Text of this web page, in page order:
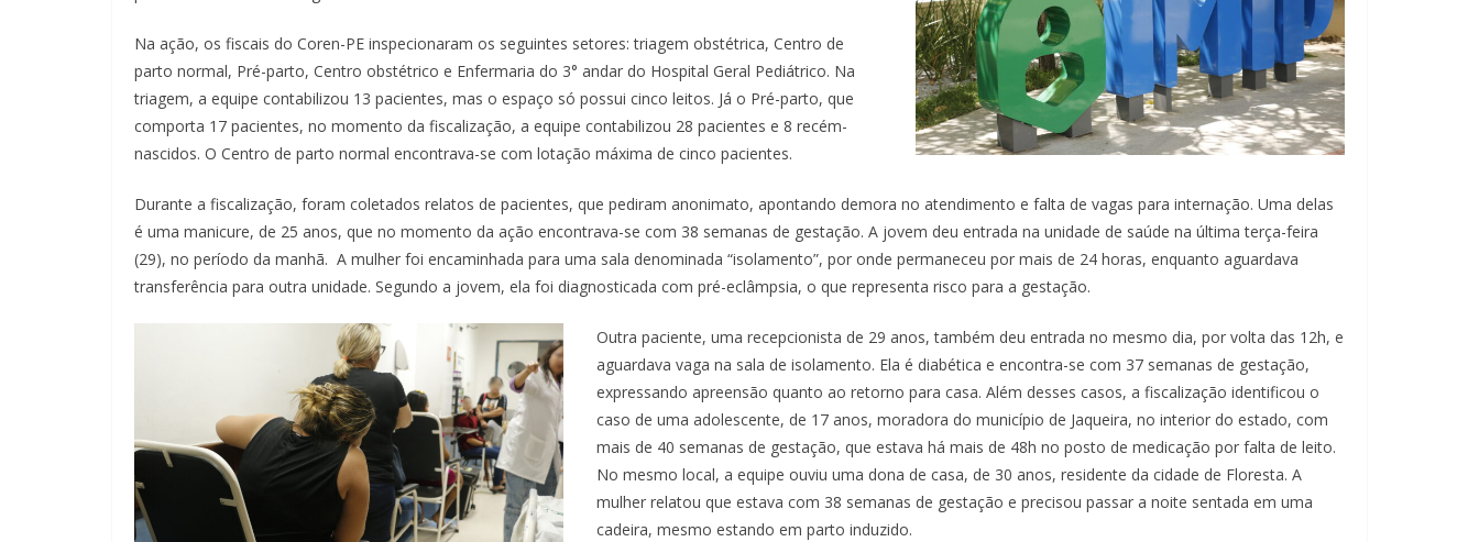
Na ação, os fiscais do Coren-PE inspecionaram os seguintes setores: triagem obstétrica, Centro de
parto normal, Pré-parto, Centro obstétrico e Enfermaria do 3° andar do Hospital Geral Pediátrico. Na
triagem, a equipe contabilizou 13 pacientes, mas o espaço só possui cinco leitos. Já o Pré-parto, que
comporta 17 pacientes, no momento da fiscalização, a equipe contabilizou 28 pacientes e 8 recém-
nascidos. O Centro de parto normal encontrava-se com lotação máxima de cinco pacientes.
Durante a fiscalização, foram coletados relatos de pacientes, que pediram anonimato, apontando demora no atendimento e falta de vagas para internação. Uma delas
é uma manicure, de 25 anos, que no momento da ação encontrava-se com 38 semanas de gestação. A jovem deu entrada na unidade de saúde na última terça-feira
(29), no período da manhã. A mulher foi encaminhada para uma sala denominada “isolamento”, por onde permaneceu por mais de 24 horas, enquanto aguardava
transferência para outra unidade. Segundo a jovem, ela foi diagnosticada com pré-eclâmpsia, o que representa risco para a gestação.
Outra paciente, uma recepcionista de 29 anos, também deu entrada no mesmo dia, por volta das 12h, e
aguardava vaga na sala de isolamento. Ela é diabética e encontra-se com 37 semanas de gestação,
expressando apreensão quanto ao retorno para casa. Além desses casos, a fiscalização identificou o
caso de uma adolescente, de 17 anos, moradora do município de Jaqueira, no interior do estado, com
mais de 40 semanas de gestação, que estava há mais de 48h no posto de medicação por falta de leito.
No mesmo local, a equipe ouviu uma dona de casa, de 30 anos, residente da cidade de Floresta. A
mulher relatou que estava com 38 semanas de gestação e precisou passar a noite sentada em uma
cadeira, mesmo estando em parto induzido.